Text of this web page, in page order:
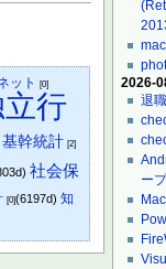
ット [0]
行
基幹統計 [2]
社会保
[0](6197d)知
2026-
退職
ー